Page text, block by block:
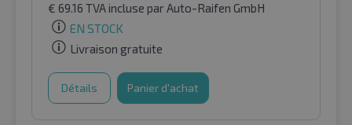
€ 69.16 TVA incluse par Auto-Raifen GmbH
EN STOCK
Livraison gratuite
Détails Panier d'achat